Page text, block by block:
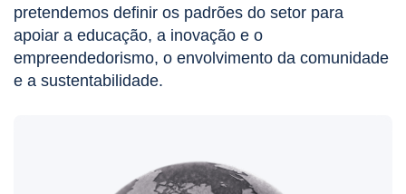
pretendemos definir os padrões do setor para
apoiar a educação, a inovação e o
empreendedorismo, o envolvimento da comunidade
e a sustentabilidade.